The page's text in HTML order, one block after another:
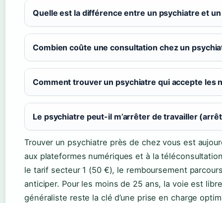
Quelle est la différence entre un psychiatre et
Combien coûte une consultation chez un
Comment trouver un psychiatre qui accepte les
Le psychiatre peut-il m’arrêter de travailler
Trouver un psychiatre près de chez vous est
aux plateformes numériques et à la
le tarif secteur 1 (50 €), le remboursement
anticiper. Pour les moins de 25 ans, la voie est
généraliste reste la clé d’une prise en charge